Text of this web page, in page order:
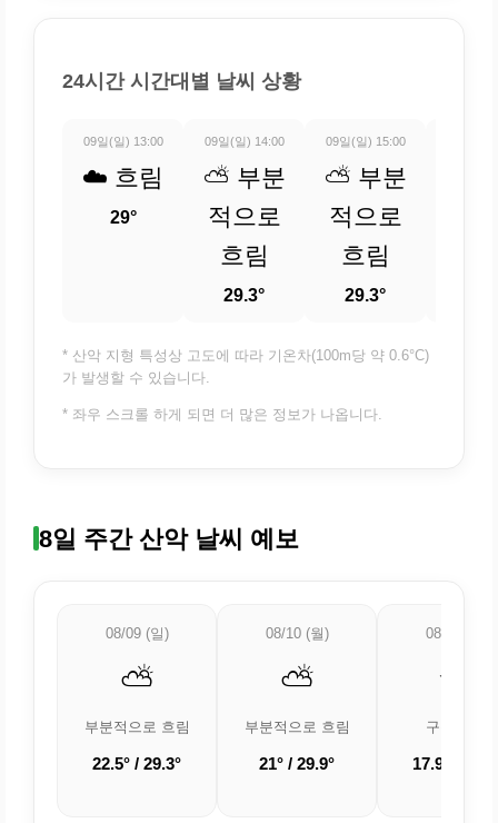
24시간 시간대별 날씨 상황
09일(일) 13:00
☁️ 흐림
29°
09일(일) 14:00
⛅ 부분
적으로
흐림
29.3°
09일(일) 15:00
⛅ 부분
적으로
흐림
29.3°
* 산악 지형 특성상 고도에 따라 기온차(100m당 약 0.6°C)
가 발생할 수 있습니다.
* 좌우 스크롤 하게 되면 더 많은 정보가 나옵니다.
8일 주간 산악 날씨 예보
08/09 (일)
⛅
부분적으로 흐림
22.5° / 29.3°
08/10 (월)
⛅
부분적으로 흐림
21° / 29.9°
08/11 (화)
🌤️
구름 조금
17.9° /